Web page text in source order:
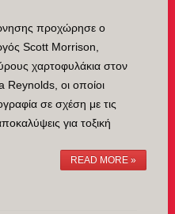
προχώρησε ο
Scott Morrison,
χαρτοφυλάκια στον
Reynolds, οι οποίοι
σε σχέση με τις
για τοξική
READ MORE »